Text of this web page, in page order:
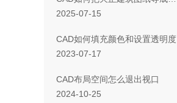
2025-07-15
CAD如何填充颜色和设置透明度
2023-07-17
CAD布局空间怎么退出视口
2024-10-25